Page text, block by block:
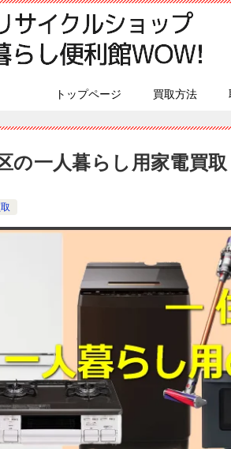
トップページ 買取方法
の一人暮らし用家電買